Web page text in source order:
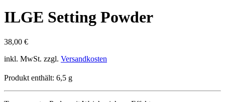
ILGE Setting Powder
38,00 €
inkl. MwSt. zzgl. Versandkosten
Produkt enthält: 6,5 g